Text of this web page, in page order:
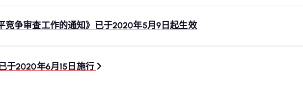
竞争审查工作的通知》已于2020年5月9日起生效
于2020年6月15日施行